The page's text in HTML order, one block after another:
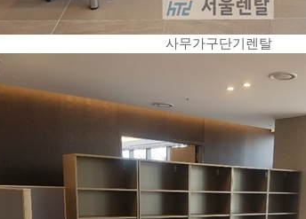
사무가구단기렌탈